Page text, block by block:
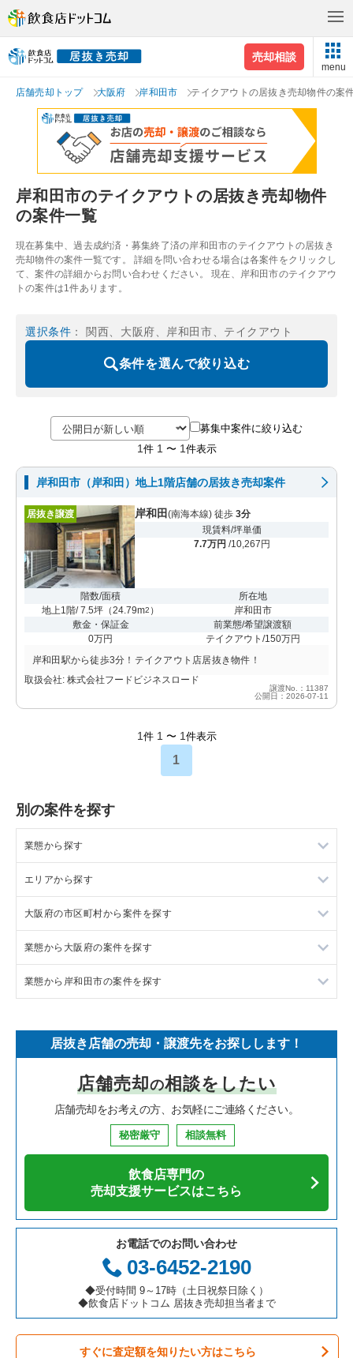
売却相談
menu
店舗売却トップ 大阪府 岸和田市 テイクアウトの居抜き売却物件の案
岸和田市のテイクアウトの居抜き売却物件
の案件一覧
現在募集中、過去成約済・募集終了済の岸和田市のテイクアウトの居抜き
売却物件の案件一覧です。 詳細を問い合わせる場合は各案件をクリックし
て、案件の詳細からお問い合わせください。 現在、岸和田市のテイクアウ
トの案件は1件あります。
選択条件 ： 関西、大阪府、岸和田市、テイクアウト
条件を選んで絞り込む
募集中案件に絞り込む
1 件 1 〜 1 件表示
岸和田市（岸和田）地上1階店舗の居抜き売却案件
居抜き譲渡 岸和田 (南海本線) 徒歩 3分
現賃料/坪単価
7.7万円 /10,267円
階数/面積
地上1階/ 7.5坪 （24.79m2 ）
所在地
岸和田市
敷金・保証金
0万円
前業態/希望譲渡額
テイクアウト/150万円
岸和田駅から徒歩3分！テイクアウト店居抜き物件！
取扱会社: 株式会社フードビジネスロード
譲渡No.：11387
公開日：2026-07-11
1 件 1 〜 1 件表示
1
別の案件を探す
業態から探す
ラーメンの居抜き売却物件の案件一覧
フランス料理の居抜き売却物件の案件一覧
イタリア料理の居抜き売却物件の案件一覧
中華の居抜き売却物件の案件一覧
寿司の居抜き売却物件の案件一覧
焼肉の居抜き売却物件の案件一覧
鉄板焼き・お好み焼の居抜き売却物件の案件一覧
カフェの居抜き売却物件の案件一覧
テイクアウトの居抜き売却物件の案件一覧
お弁当・惣菜・デリの居抜き売却物件の案件一覧
カラオケ・パブ・スナックの居抜き売却物件の案件一覧
バーの居抜き売却物件の案件一覧
居酒屋・ダイニングバーの居抜き売却物件の案件一覧
エリアから探す
東京23区の飲食店の居抜き売却物件の案件一覧
東京都下の飲食店の居抜き売却物件の案件一覧
千葉県の飲食店の居抜き売却物件の案件一覧
神奈川県の飲食店の居抜き売却物件の案件一覧
大阪府の飲食店の居抜き売却物件の案件一覧
兵庫県の飲食店の居抜き売却物件の案件一覧
愛知県の飲食店の居抜き売却物件の案件一覧
岐阜県の飲食店の居抜き売却物件の案件一覧
三重県の飲食店の居抜き売却物件の案件一覧
大阪府の市区町村から案件を探す
大阪市北区の飲食店の居抜き売却物件の案件一覧
大阪市中央区の飲食店の居抜き売却物件の案件一覧
堺市北区の飲食店の居抜き売却物件の案件一覧
堺市中区の飲食店の居抜き売却物件の案件一覧
大阪市西区の飲食店の居抜き売却物件の案件一覧
大阪市福島区の飲食店の居抜き売却物件の案件一覧
豊中市の飲食店の居抜き売却物件の案件一覧
大阪市都島区の飲食店の居抜き売却物件の案件一覧
大阪市阿倍野区の飲食店の居抜き売却物件の案件一覧
東大阪市の飲食店の居抜き売却物件の案件一覧
吹田市の飲食店の居抜き売却物件の案件一覧
業態から大阪府の案件を探す
大阪府のラーメンの居抜き売却物件の案件一覧
大阪府のイタリア料理の居抜き売却物件の案件一覧
大阪府の中華の居抜き売却物件の案件一覧
大阪府のそば・うどんの居抜き売却物件の案件一覧
大阪府の焼肉の居抜き売却物件の案件一覧
大阪府の鉄板焼き・お好み焼の居抜き売却物件の案件一覧
大阪府のアジア料理の居抜き売却物件の案件一覧
大阪府のカフェの居抜き売却物件の案件一覧
大阪府のテイクアウトの居抜き売却物件の案件一覧
大阪府のお弁当・惣菜・デリの居抜き売却物件の案件一覧
業態から岸和田市の案件を探す
岸和田市のバーの居抜き売却物件の案件一覧
岸和田市の居酒屋・ダイニングバーの居抜き売却物件の案件一
岸和田市の洋食の居抜き売却物件の案件一覧
居抜き店舗の売却・譲渡先をお探しします！
店舗売却の相談をしたい
店舗売却をお考えの方、お気軽にご連絡ください。
秘密厳守 相談無料
飲食店専門の
売却支援サービスはこちら
お電話でのお問い合わせ
03-6452-2190
◆受付時間 9～17時（土日祝祭日除く）
◆飲食店ドットコム 居抜き売却担当者まで
すぐに査定額を知りたい方はこちら